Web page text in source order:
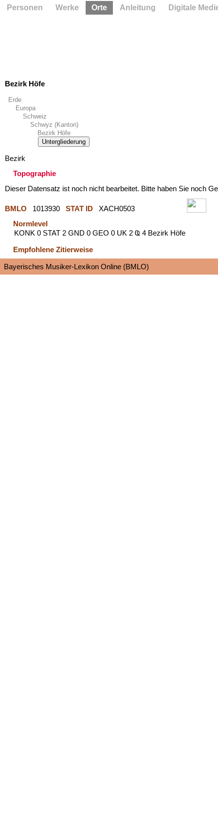
Bezirk Höfe
Erde
Europa
Schweiz
Schwyz (Kanton)
Bezirk Höfe
Untergliederung
Bezirk
Topographie
Dieser Datensatz ist noch nicht bearbeitet. Bitte haben Sie noch
BMLO 1013930 STAT ID
XACH0503
Normlevel
KONK 0 STAT 2 GND 0 GEO 0 UK 2 Ҩ 4 Bezirk Höfe
Empfohlene Zitierweise
Bayerisches Musiker-Lexikon Online (BMLO)
Personen Werke Orte Anleitung Digitale